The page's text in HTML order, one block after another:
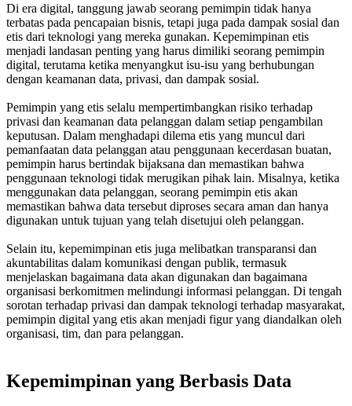
Di era digital, tanggung jawab seorang pemimpin tidak hanya
terbatas pada pencapaian bisnis, tetapi juga pada dampak sosial dan
etis dari teknologi yang mereka gunakan. Kepemimpinan etis
menjadi landasan penting yang harus dimiliki seorang pemimpin
digital, terutama ketika menyangkut isu-isu yang berhubungan
dengan keamanan data, privasi, dan dampak sosial.
Pemimpin yang etis selalu mempertimbangkan risiko terhadap
privasi dan keamanan data pelanggan dalam setiap pengambilan
keputusan. Dalam menghadapi dilema etis yang muncul dari
pemanfaatan data pelanggan atau penggunaan kecerdasan buatan,
pemimpin harus bertindak bijaksana dan memastikan bahwa
penggunaan teknologi tidak merugikan pihak lain. Misalnya, ketika
menggunakan data pelanggan, seorang pemimpin etis akan
memastikan bahwa data tersebut diproses secara aman dan hanya
digunakan untuk tujuan yang telah disetujui oleh pelanggan.
Selain itu, kepemimpinan etis juga melibatkan transparansi dan
akuntabilitas dalam komunikasi dengan publik, termasuk
menjelaskan bagaimana data akan digunakan dan bagaimana
organisasi berkomitmen melindungi informasi pelanggan. Di tengah
sorotan terhadap privasi dan dampak teknologi terhadap masyarakat,
pemimpin digital yang etis akan menjadi figur yang diandalkan oleh
organisasi, tim, dan para pelanggan.
Kepemimpinan yang Berbasis Data